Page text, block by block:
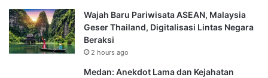
Wajah Baru Pariwisata ASEAN, Malaysia
Geser Thailand, Digitalisasi Lintas Negara
Beraksi
2 hours ago
Medan: Anekdot Lama dan Kejahatan